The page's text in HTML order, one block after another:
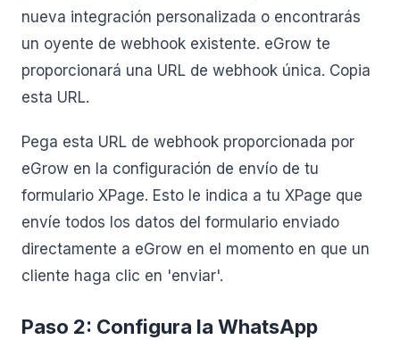
nueva integración personalizada o encontrarás
un oyente de webhook existente. eGrow te
proporcionará una URL de webhook única. Copia
esta URL.
Pega esta URL de webhook proporcionada por
eGrow en la configuración de envío de tu
formulario XPage. Esto le indica a tu XPage que
envíe todos los datos del formulario enviado
directamente a eGrow en el momento en que un
cliente haga clic en 'enviar'.
Paso 2: Configura la WhatsApp